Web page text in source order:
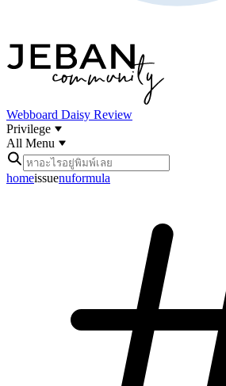
Webboard Daisy Review
Privilege
All Menu
homeissuenuformula